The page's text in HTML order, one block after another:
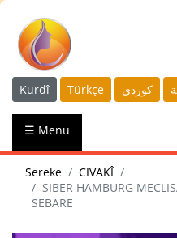
Kurdî Türkçe كوردى
☰ Menu
Sereke
CIVAKÎ
SIBER HAMBURG
SEBARE